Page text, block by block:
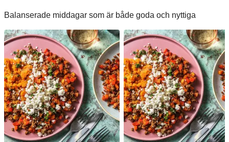
Balanserade middagar som är både goda och nyttiga